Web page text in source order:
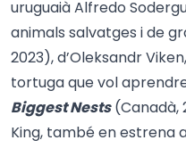
uruguaià Alfredo
animals salvatges i de
2023), d’Oleksandr
tortuga que vol
Biggest Nests(Canadà,
King, també en estrena